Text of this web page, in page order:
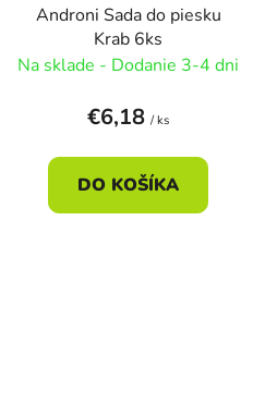
Androni Sada do piesku
Krab 6ks
Na sklade - Dodanie 3-4 dni
€6,18 / ks
DO KOŠÍKA